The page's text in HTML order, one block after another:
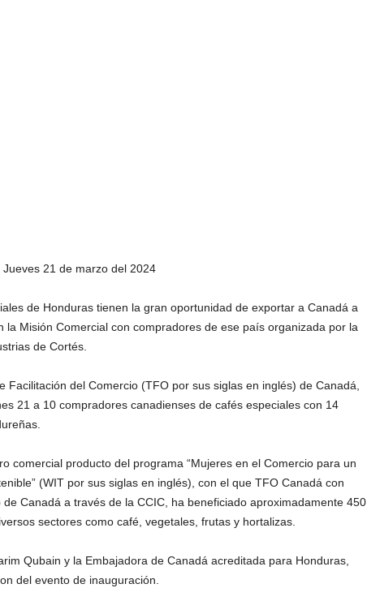
21 de marzo del 2024
de Honduras tienen la gran oportunidad de exportar a Canadá a
la Misión Comercial con compradores de ese país organizada por la
de Cortés.
Facilitación del Comercio (TFO por sus siglas en inglés) de Canadá,
21 a 10 compradores canadienses de cafés especiales con 14
comercial producto del programa “Mujeres en el Comercio para un
(WIT por sus siglas en inglés), con el que TFO Canadá con
Canadá a través de la CCIC, ha beneficiado aproximadamente 450
sectores como café, vegetales, frutas y hortalizas.
Qubain y la Embajadora de Canadá acreditada para Honduras,
del evento de inauguración.